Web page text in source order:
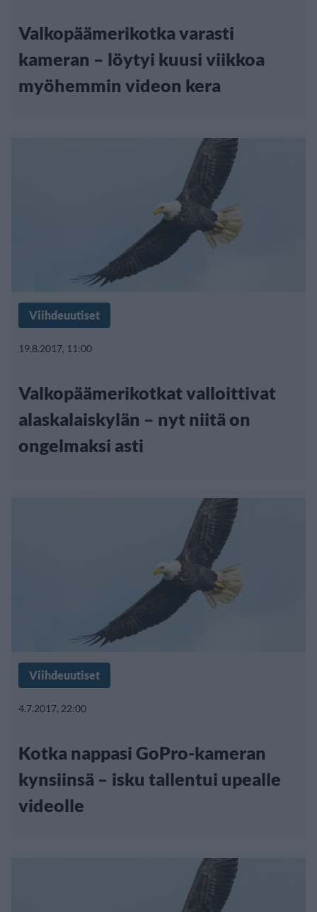
Valkopäämerikotka varasti
kameran – löytyi kuusi viikkoa
myöhemmin videon kera
Viihdeuutiset
19.8.2017, 11:00
Valkopäämerikotkat valloittivat
alaskalaiskylän – nyt niitä on
ongelmaksi asti
Viihdeuutiset
4.7.2017, 22:00
Kotka nappasi GoPro-kameran
kynsiinsä – isku tallentui upealle
videolle